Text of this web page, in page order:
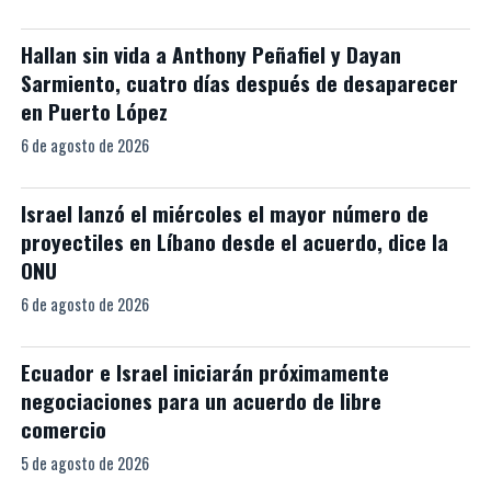
Hallan sin vida a Anthony Peñafiel y Dayan
Sarmiento, cuatro días después de desaparecer
en Puerto López
6 de agosto de 2026
Israel lanzó el miércoles el mayor número de
proyectiles en Líbano desde el acuerdo, dice la
ONU
6 de agosto de 2026
Ecuador e Israel iniciarán próximamente
negociaciones para un acuerdo de libre
comercio
5 de agosto de 2026